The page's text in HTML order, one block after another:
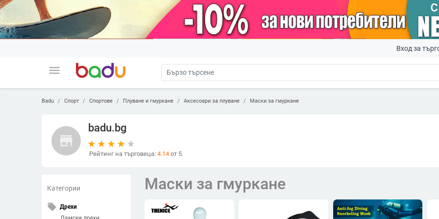
menu
Вход за
Badu Спорт Спортове Плуване и гмуркане Аксесоари за плуване Маски за гмуркане
store
badu.bg
Рейтинг на търговеца: 4.14 от 5.
Категории
local_offer Дрехи
Маски за гмуркане